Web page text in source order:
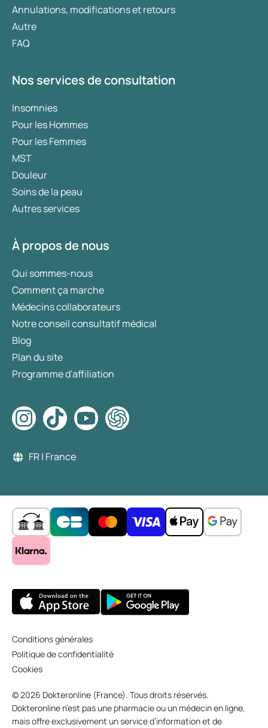
Annulations, modifications et retours
Autre
FAQ
Nos services de consultation
Insomnies
Pour les Hommes
Pour les Femmes
MST
Douleur
Soins de la peau
Autres services
À propos de nous
Qui sommes-nous
Comment ça marche
Médecins collaborateurs
Notre conseil consultatif médical
Blog
Plan du site
Programme d'affiliation
FR | France
Conditions générales
Politique de confidentialité
Cookies
© 2026 Dokteronline (France). Tous droits réservés.
Dokteronline n’est pas une pharmacie ou un médecin en ligne,
mais offre exclusivement un service d’information et de